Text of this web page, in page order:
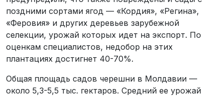
поздними сортами ягод — «Кордия», «Регина»,
«Феровия» и других деревьев зарубежной
селекции, урожай которых идет на экспорт. По
оценкам специалистов, недобор на этих
плантациях достигнет 40-70%.
Общая площадь садов черешни в Молдавии —
около 5,3-5,5 тыс. гектаров. Средний ее урожай